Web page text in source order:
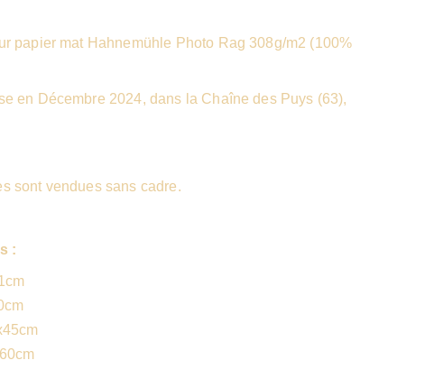
papier mat Hahnemühle Photo Rag 308g/m2 (100%
en Décembre 2024, dans la Chaîne des Puys (63),
sont vendues sans cadre.
: